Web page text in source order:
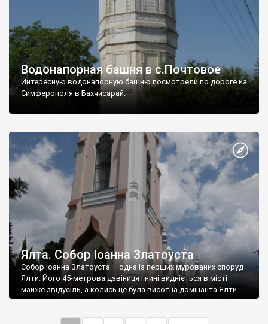
Водонапорная башня в с.Почтовое
Интересную водонапорную башню посмотрели по дороге из
Симферополя в Бахчисарай.
Ялта. Собор Іоанна Златоуста
Собор Іоанна Златоуста – одна із перших мурованих споруд
Ялти. Його 45-метрова дзвіниця і нині видніється в місті
майже звідусіль, а колись це була висотна домінанта Ялти.